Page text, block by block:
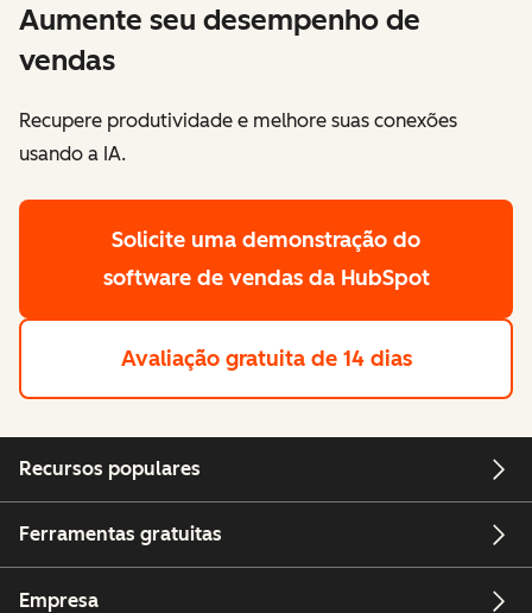
Aumente seu desempenho de
vendas
Recupere produtividade e melhore suas conexões
usando a IA.
Solicite uma demonstração do
software de vendas da HubSpot
Avaliação gratuita de 14 dias
Recursos populares
Ferramentas gratuitas
Empresa